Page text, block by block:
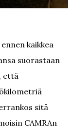
kaikkea
suorastaan
että
sitä
CAMRAn